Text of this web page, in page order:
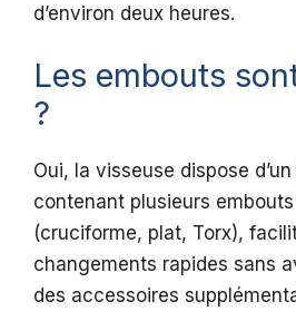
d’environ deux heures.
Les embouts
?
Oui, la visseuse dispose
contenant plusieurs
(cruciforme, plat, Torx),
changements rapides sans
des accessoires